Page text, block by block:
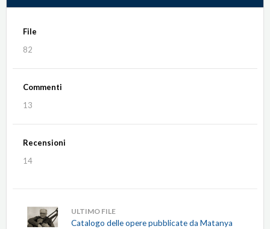
File
82
Commenti
13
Recensioni
14
ULTIMO FILE
Catalogo delle opere pubblicate da Matanya